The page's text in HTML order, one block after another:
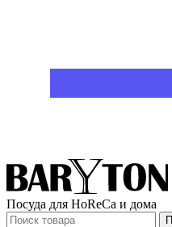
Посуда для HoReCa и дома